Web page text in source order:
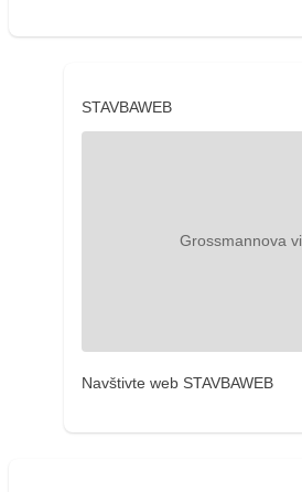
STAVBAWEB
Navštivte web STAVBAWEB